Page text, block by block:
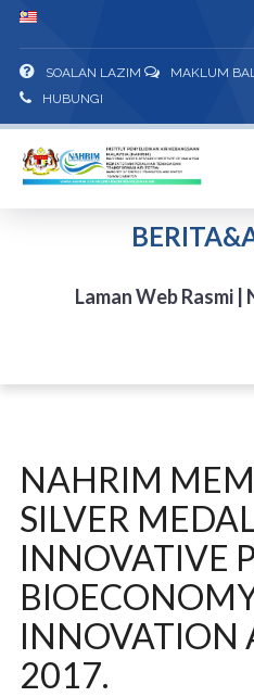
SOALAN LAZIM MAKLUM
HUBUNGI
Laman Web Rasmi |
NAHRIM
SILVER
INNOVATIVE
INNOVATION
2017.